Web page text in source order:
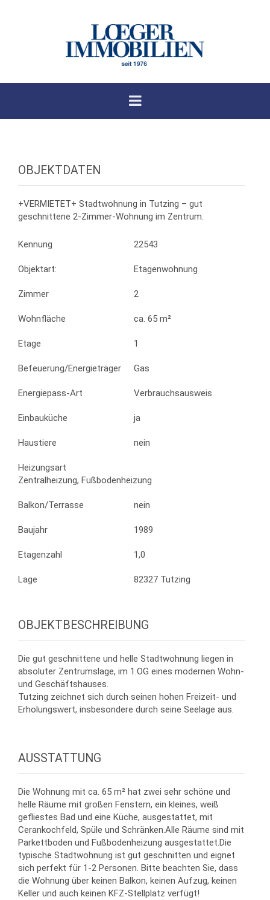
OBJEKTDATEN
+VERMIETET+ Stadtwohnung in Tutzing – gut
geschnittene 2-Zimmer-Wohnung im Zentrum.
Kennung 22543
Objektart: Etagenwohnung
Zimmer 2
Wohnfläche ca. 65 m²
Etage 1
Befeuerung/Energieträger Gas
Energiepass-Art Verbrauchsausweis
Einbauküche ja
Haustiere nein
Heizungsart
Zentralheizung, Fußbodenheizung
Balkon/Terrasse nein
Baujahr 1989
Etagenzahl 1,0
Lage 82327 Tutzing
OBJEKTBESCHREIBUNG
Die gut geschnittene und helle Stadtwohnung liegen in
absoluter Zentrumslage, im 1.OG eines modernen Wohn-
und Geschäftshauses.
Tutzing zeichnet sich durch seinen hohen Freizeit- und
Erholungswert, insbesondere durch seine Seelage aus.
AUSSTATTUNG
Die Wohnung mit ca. 65 m² hat zwei sehr schöne und
helle Räume mit großen Fenstern, ein kleines, weiß
gefliestes Bad und eine Küche, ausgestattet, mit
Cerankochfeld, Spüle und Schränken.Alle Räume sind mit
Parkettboden und Fußbodenheizung ausgestattet.Die
typische Stadtwohnung ist gut geschnitten und eignet
sich perfekt für 1-2 Personen. Bitte beachten Sie, dass
die Wohnung über keinen Balkon, keinen Aufzug, keinen
Keller und auch keinen KFZ-Stellplatz verfügt!